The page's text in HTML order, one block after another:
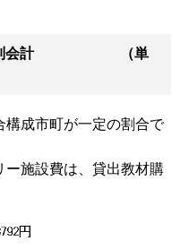
業特別会計 （単
構成市町が一定の割合で
ー施設費は、貸出教材購